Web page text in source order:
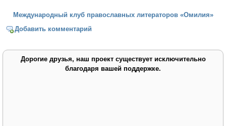
Международный клуб православных литераторов «Омилия»
Добавить комментарий
Дорогие друзья, наш проект существует исключительно
благодаря вашей поддержке.